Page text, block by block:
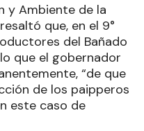
y Ambiente de la
que, en el 9°
del Bañado
que el gobernador
“de que
de los paipperos
este caso de